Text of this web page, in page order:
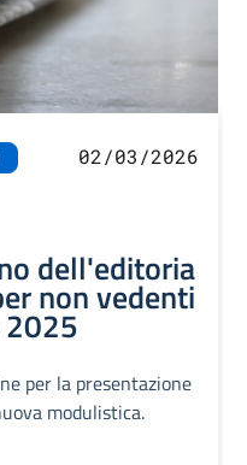
02/03/2026
dell'editoria
non vedenti
per la presentazione
modulistica.